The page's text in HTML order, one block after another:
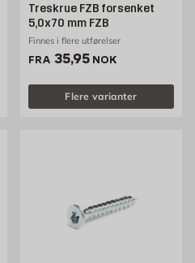
Treskrue FZB forsenket
5,0x70 mm FZB
Finnes i flere utførelser
FRA Pris 35.95 NOK /stk
35,95 NOK
Flere varianter